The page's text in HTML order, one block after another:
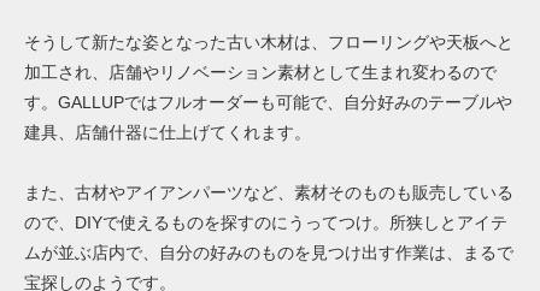
そうして新たな姿となった古い木材は、フローリングや天板へと
加工され、店舗やリノベーション素材として生まれ変わるので
す。GALLUPではフルオーダーも可能で、自分好みのテーブルや
建具、店舗什器に仕上げてくれます。
また、古材やアイアンパーツなど、素材そのものも販売している
ので、DIYで使えるものを探すのにうってつけ。所狭しとアイテ
ムが並ぶ店内で、自分の好みのものを見つけ出す作業は、まるで
宝探しのようです。